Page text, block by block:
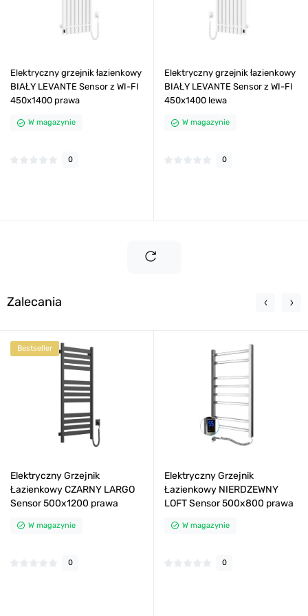
Elektryczny grzejnik łazienkowy
BIAŁY LEVANTE Sensor z WI-FI
450х1400 prawa
W magazynie
0
Elektryczny grzejnik łazienkowy
BIAŁY LEVANTE Sensor z WI-FI
450х1400 lewa
W magazynie
0
Zalecania
Bestseller
Elektryczny Grzejnik
Łazienkowy CZARNY LARGO
Sensor 500х1200 prawa
W magazynie
0
Elektryczny Grzejnik
Łazienkowy NIERDZEWNY
LOFT Sensor 500х800 prawa
W magazynie
0